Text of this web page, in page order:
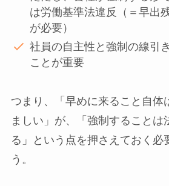
は労働基準法違反（＝早出
が必要）
社員の自主性と強制の線引
ことが重要
つまり、「早めに来ること自体
ましい」が、「強制することは
る」という点を押さえておく必
う。